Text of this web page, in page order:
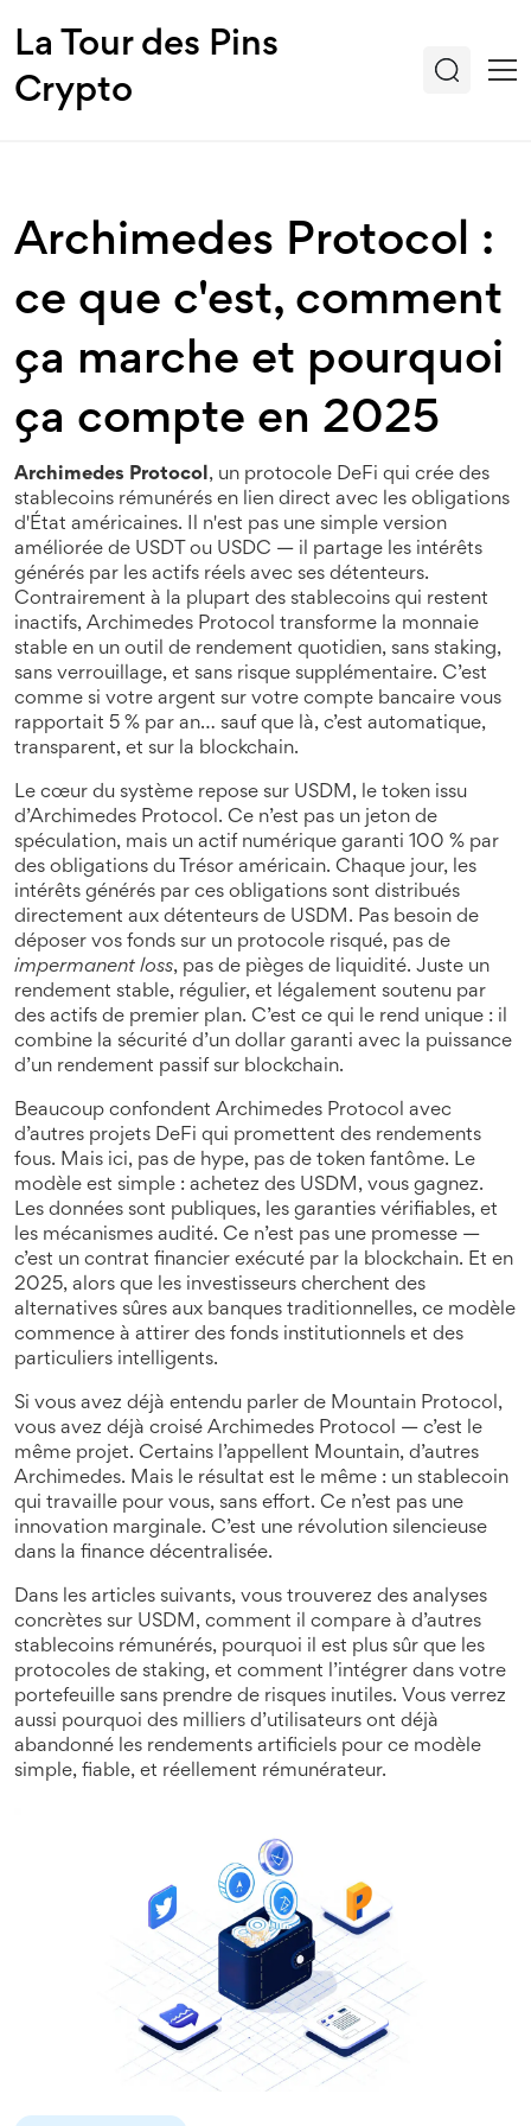
La Tour des Pins
Crypto
Archimedes Protocol :
ce que c'est, comment
ça marche et pourquoi
ça compte en 2025
Archimedes Protocol, un protocole DeFi qui crée des
stablecoins rémunérés en lien direct avec les obligations
d'État américaines. Il n'est pas une simple version
améliorée de USDT ou USDC — il partage les intérêts
générés par les actifs réels avec ses détenteurs.
Contrairement à la plupart des stablecoins qui restent
inactifs, Archimedes Protocol transforme la monnaie
stable en un outil de rendement quotidien, sans staking,
sans verrouillage, et sans risque supplémentaire. C’est
comme si votre argent sur votre compte bancaire vous
rapportait 5 % par an… sauf que là, c’est automatique,
transparent, et sur la blockchain.
Le cœur du système repose sur USDM , le token issu
d’Archimedes Protocol. Ce n’est pas un jeton de
spéculation, mais un actif numérique garanti 100 % par
des obligations du Trésor américain. Chaque jour, les
intérêts générés par ces obligations sont distribués
directement aux détenteurs de USDM. Pas besoin de
déposer vos fonds sur un protocole risqué, pas de
impermanent loss, pas de pièges de liquidité. Juste un
rendement stable, régulier, et légalement soutenu par
des actifs de premier plan. C’est ce qui le rend unique : il
combine la sécurité d’un dollar garanti avec la puissance
d’un rendement passif sur blockchain.
Beaucoup confondent Archimedes Protocol avec
d’autres projets DeFi qui promettent des rendements
fous. Mais ici, pas de hype, pas de token fantôme. Le
modèle est simple : achetez des USDM, vous gagnez.
Les données sont publiques, les garanties vérifiables, et
les mécanismes audité. Ce n’est pas une promesse —
c’est un contrat financier exécuté par la blockchain. Et en
2025, alors que les investisseurs cherchent des
alternatives sûres aux banques traditionnelles, ce modèle
commence à attirer des fonds institutionnels et des
particuliers intelligents.
Si vous avez déjà entendu parler de Mountain Protocol,
vous avez déjà croisé Archimedes Protocol — c’est le
même projet. Certains l’appellent Mountain, d’autres
Archimedes. Mais le résultat est le même : un stablecoin
qui travaille pour vous, sans effort. Ce n’est pas une
innovation marginale. C’est une révolution silencieuse
dans la finance décentralisée.
Dans les articles suivants, vous trouverez des analyses
concrètes sur USDM, comment il compare à d’autres
stablecoins rémunérés, pourquoi il est plus sûr que les
protocoles de staking, et comment l’intégrer dans votre
portefeuille sans prendre de risques inutiles. Vous verrez
aussi pourquoi des milliers d’utilisateurs ont déjà
abandonné les rendements artificiels pour ce modèle
simple, fiable, et réellement rémunérateur.